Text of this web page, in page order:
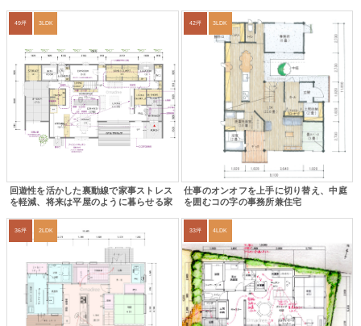
49坪 3LDK
回遊性を活かした裏動線で家事ストレス
を軽減、将来は平屋のように暮らせる家
42坪 3LDK
仕事のオンオフを上手に切り替え、中庭
を囲むコの字の事務所兼住宅
36坪 2LDK 33坪 4LDK